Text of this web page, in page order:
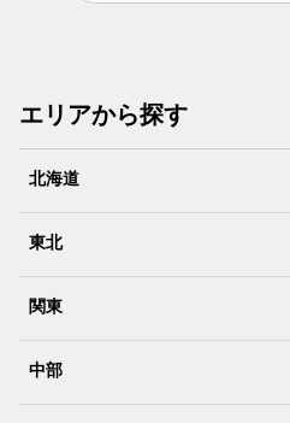
エリアから探す
北海道
東北
関東
中部